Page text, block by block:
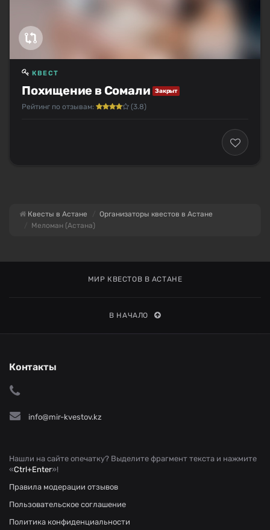
Похищение в Сомали Закрыт
КВЕСТ
Рейтинг по отзывам: (3.8)
Квесты в Астане
Организаторы квестов в Астане
Меломан (Астана)
МИР КВЕСТОВ В АСТАНЕ
В НАЧАЛО
Контакты
info@mir-kvestov.kz
Нашли на сайте опечатку? Выделите фрагмент текста и нажмите
«Ctrl+Enter»!
Правила модерации отзывов
Пользовательское соглашение
Политика конфиденциальности